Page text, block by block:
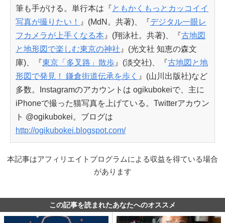
筆も手がける。単行本は『ともかくもっとカッコイイ
写真が撮りたい！
』(MdN。共著)、『デジタル一眼レ
フカメラが上手くなる本 』(翔泳社。共著)、『古地図
と地形図で楽しむ東京の神社 』(光文社 知恵の森文
庫)、『東京「多叉路」散歩 』(淡交社)、『古地図と地
形図で発見！ 鎌倉街道伝承を歩く 』(山川出版社)など
多数。Instagramのアカウントは ogikubokeiで、主に
iPhoneで撮った猫写真を上げている。Twitterアカウン
ト @ogikubokei。ブログは
http://ogikubokei.blogspot.com/
本記事はアフィリエイトプログラムによる収益を得ている場合
があります
この記事を読まれたあなたへのオススメ